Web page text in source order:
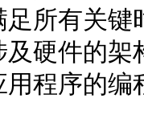
所有关
硬件的
程序的编